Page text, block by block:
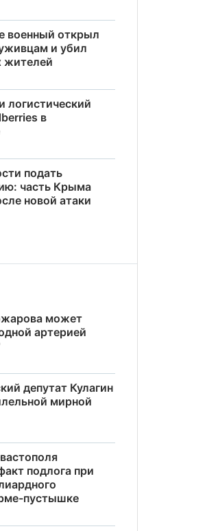
военный открыл
и убил
жителей
логистический
в
подать
часть Крыма
новой атаки
может
артерией
депутат Кулагин
мирной
подлога при
пустышке